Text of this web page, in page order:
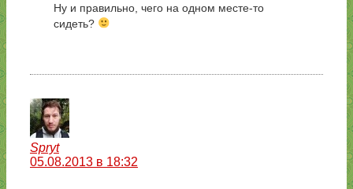
Ну и правильно, чего на одном месте-то
сидеть?
Spryt
05.08.2013 в 18:32